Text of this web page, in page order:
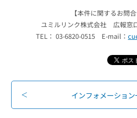
【本件に関するお問合
ユミルリンク株式会社 広報窓
TEL： 03-6820-0515 E-mail：
インフォメーショ